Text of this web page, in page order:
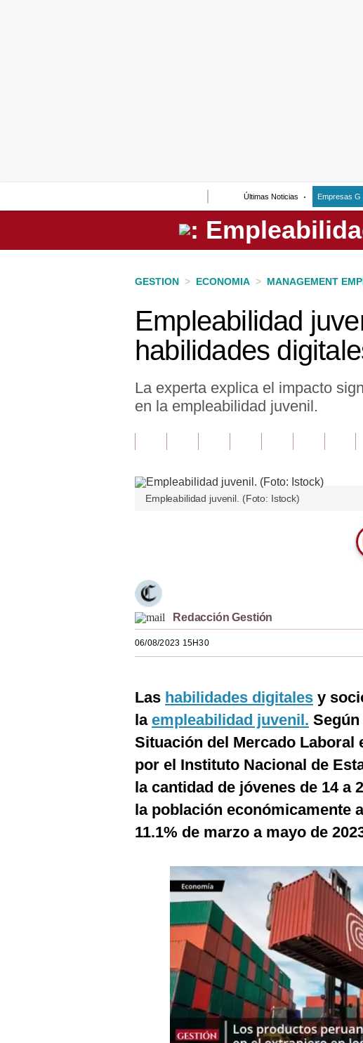
Últimas Noticias Empresas G
Perú
GESTION > ECONOMIA > MANAGEMENT
Empleabilidad
habilidades
La experta explica el impacto
en la empleabilidad juvenil.
Empleabilidad juvenil. (Foto: Istock)
Redacción Gestión
06/08/2023 15H30
Las habilidades digitales y
la empleabilidad juvenil.
Situación del Mercado Laboral
por el Instituto Nacional de
la cantidad de jóvenes de 14 a
la población económicamente
11.1% de marzo a mayo de